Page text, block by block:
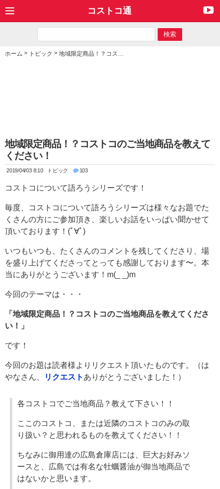
コストコ通
ホーム > トピック > 地域限定商品！？コストコのご当地商品を教えてください！
地域限定商品！？コストコのご当地商品を教えて
ください！
2019/04/03 8:10 トピック 103
コストコについて語ろうシリーズです！
毎度、コストコについて語ろうシリーズは様々なお題でた
くさんの方にご参加頂き、楽しいお話をいっぱい聞かせて
頂いております！(ﾟ∀ﾟ)
いつもいつも、たくさんのコメントを残してくださり、場
を盛り上げてくださってとっても感謝しております〜。本
当にありがとうございます！m(_ _)m
今回のテーマは・・・
「地域限定商品！？コストコのご当地商品を教えてくださ
い！」
です！
今回のお題は読者様よりリクエスト頂いたものです。（は
やなさん、
リクエスト ありがとうございました！）
各コストコでご当地商品？教えて下さい！！
ここのコストコ、または近隣のコストコのみの取
り扱い？と思われるものを教えてください！！
ちなみに御用達の広島倉庫店には、巨大お好みソ
ースと、広島では有名な牡蠣醤油が御当地商品で
はないかと思います。